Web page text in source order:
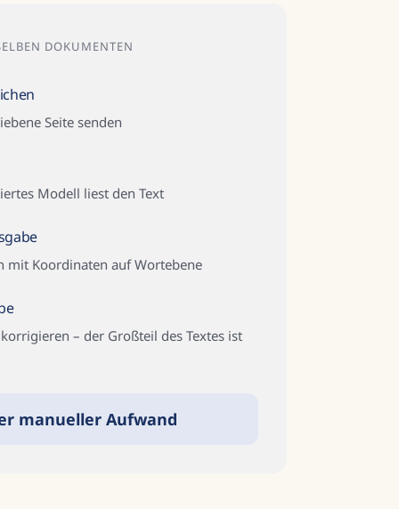
DOKUMENTEN
Seite senden
Modell liest den Text
mit Koordinaten auf Wortebene
– der Großteil des Textes ist
manueller Aufwand